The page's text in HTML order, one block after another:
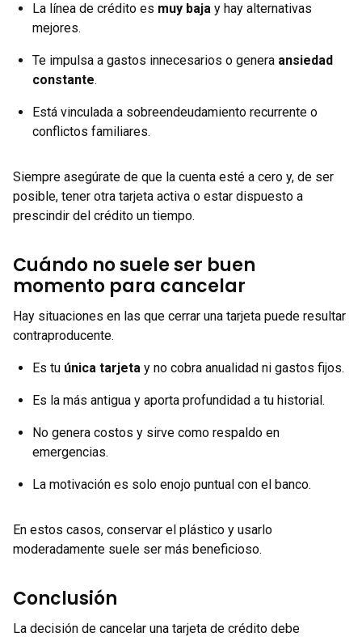
La línea de crédito es muy baja y hay alternativas
mejores.
Te impulsa a gastos innecesarios o genera ansiedad
constante.
Está vinculada a sobreendeudamiento recurrente o
conflictos familiares.
Siempre asegúrate de que la cuenta esté a cero y, de ser
posible, tener otra tarjeta activa o estar dispuesto a
prescindir del crédito un tiempo.
Cuándo no suele ser buen
momento para cancelar
Hay situaciones en las que cerrar una tarjeta puede resultar
contraproducente.
Es tu única tarjeta y no cobra anualidad ni gastos fijos.
Es la más antigua y aporta profundidad a tu historial.
No genera costos y sirve como respaldo en
emergencias.
La motivación es solo enojo puntual con el banco.
En estos casos, conservar el plástico y usarlo
moderadamente suele ser más beneficioso.
Conclusión
La decisión de cancelar una tarjeta de crédito debe